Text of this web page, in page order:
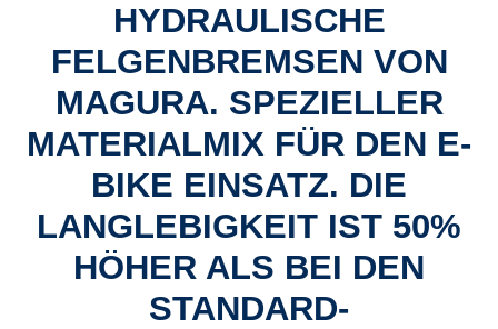
HYDRAULISCHE
FELGENBREMSEN VON
MAGURA. SPEZIELLER
MATERIALMIX FÜR DEN E-
BIKE EINSATZ. DIE
LANGLEBIGKEIT IST 50%
HÖHER ALS BEI DEN
STANDARD-